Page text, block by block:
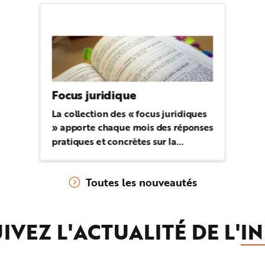
Focus juridique
La collection des « focus juridiques
» apporte chaque mois des réponses
pratiques et concrètes sur la
professionnels.
Toutes les nouveautés
L'ACTUALITÉ DE L'